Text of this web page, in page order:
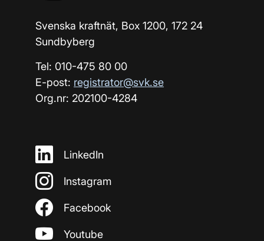
Svenska kraftnät, Box 1200, 172 24
Sundbyberg
Tel: 010-475 80 00
E-post: registrator@svk.se
Org.nr: 202100-4284
LinkedIn
Instagram
Facebook
Youtube